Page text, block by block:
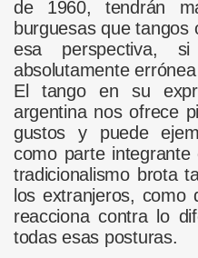
de 1960, tendrán
burguesas que tangos
esa perspectiva,
absolutamente
El tango en su
argentina nos ofrece
gustos y puede
como parte
tradicionalismo brota
los extranjeros, como
reacciona contra lo
todas esas posturas.